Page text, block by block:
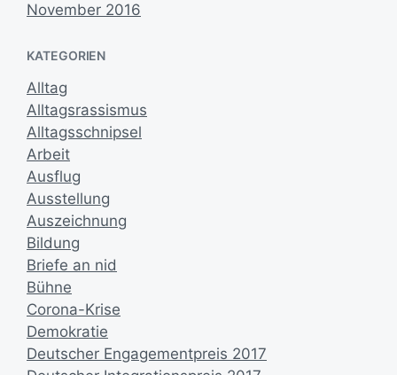
November 2016
KATEGORIEN
Alltag
Alltagsrassismus
Alltagsschnipsel
Arbeit
Ausflug
Ausstellung
Auszeichnung
Bildung
Briefe an nid
Bühne
Corona-Krise
Demokratie
Deutscher Engagementpreis 2017